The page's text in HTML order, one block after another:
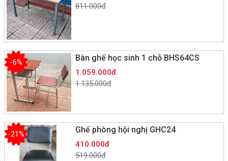
811.000đ
Bàn ghế học sinh 1 chỗ BHS64CS
-6%
1.059.000đ
1.135.000đ
Ghế phòng hội nghị GHC24
-21%
410.000đ
519.000đ